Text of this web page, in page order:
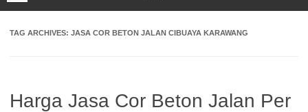
TAG ARCHIVES: JASA COR BETON JALAN CIBUAYA KARAWANG
Harga Jasa Cor Beton Jalan Per